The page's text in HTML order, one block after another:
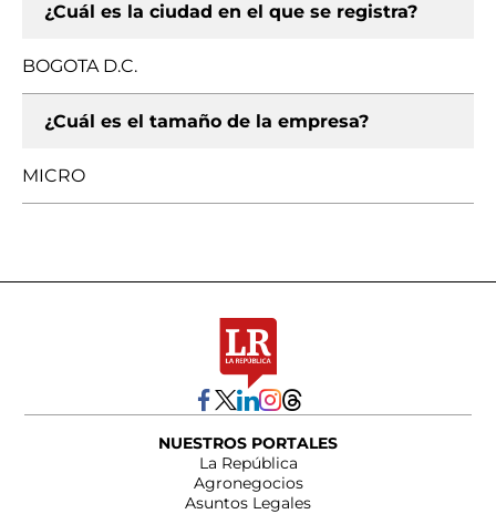
¿Cuál es la ciudad en el que se registra?
BOGOTA D.C.
¿Cuál es el tamaño de la empresa?
MICRO
NUESTROS PORTALES
La República
Agronegocios
Asuntos Legales